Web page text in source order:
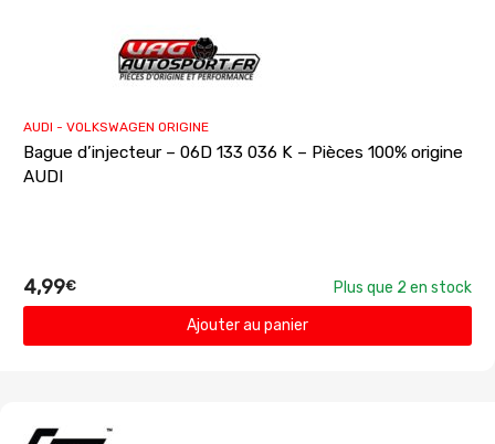
AUDI - VOLKSWAGEN ORIGINE
Bague d’injecteur – 06D 133 036 K – Pièces 100% origine
AUDI
4,99€
Plus que 2 en stock
Ajouter au panier